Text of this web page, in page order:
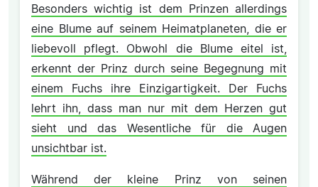
Besonders wichtig ist dem Prinzen allerdings
eine Blume auf seinem Heimatplaneten, die er
liebevoll pflegt. Obwohl die Blume eitel ist,
erkennt der Prinz durch seine Begegnung mit
einem Fuchs ihre Einzigartigkeit. Der Fuchs
lehrt ihn, dass man nur mit dem Herzen gut
sieht und das Wesentliche für die Augen
unsichtbar ist.
Während der kleine Prinz von seinen